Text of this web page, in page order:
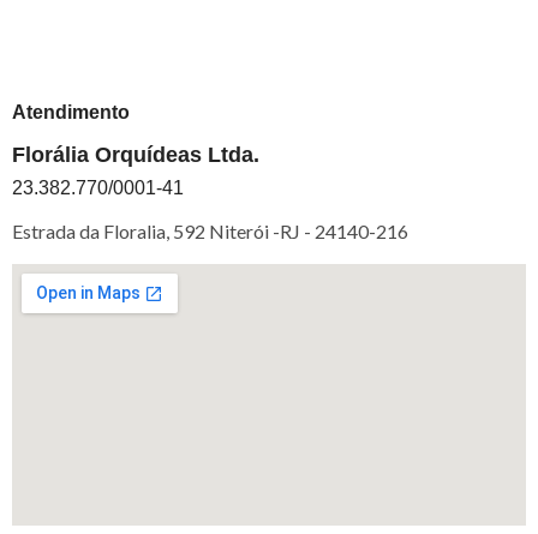
Atendimento
Florália Orquídeas Ltda.
23.382.770/0001-41
Estrada da Floralia, 592 Niterói -RJ - 24140-216